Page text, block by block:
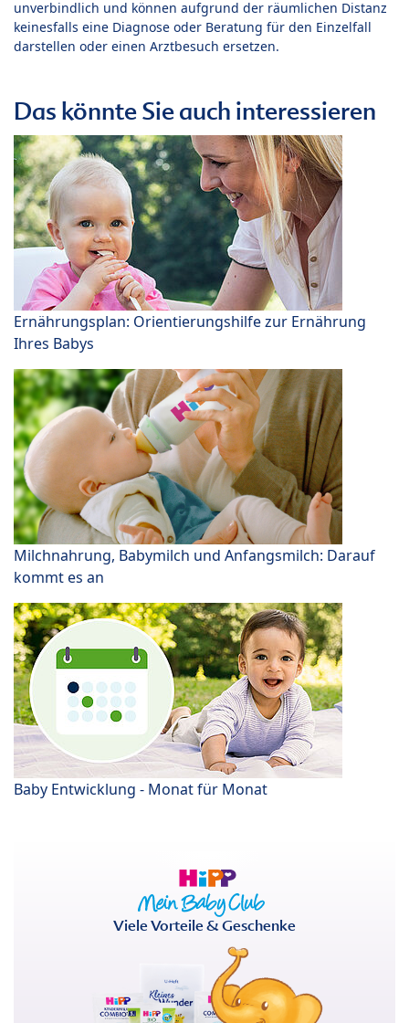
unverbindlich und können aufgrund der räumlichen Distanz
keinesfalls eine Diagnose oder Beratung für den Einzelfall
darstellen oder einen Arztbesuch ersetzen.
Das könnte Sie auch interessieren
Ernährungsplan: Orientierungshilfe zur Ernährung
Ihres Babys
Milchnahrung, Babymilch und Anfangsmilch: Darauf
kommt es an
Baby Entwicklung - Monat für Monat
Viele Vorteile & Geschenke